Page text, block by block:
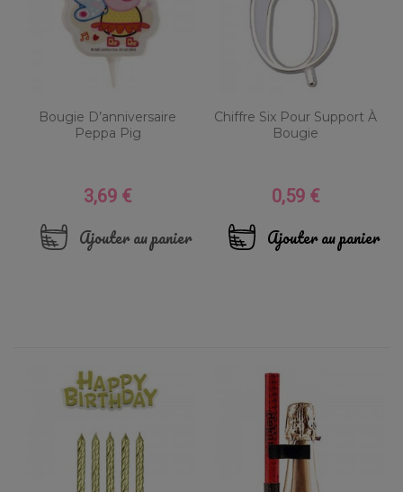
Bougie D’anniversaire
Peppa Pig
Prix
3,69 €
Ajouter au panier
Chiffre Six Pour Support À
Bougie
Prix
0,59 €
Ajouter au panier